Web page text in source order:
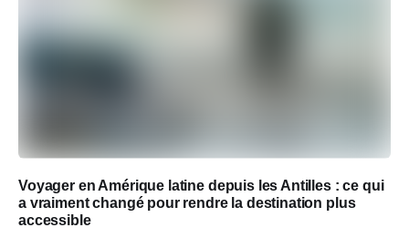
Voyager en Amérique latine depuis les Antilles : ce qui
a vraiment changé pour rendre la destination plus
accessible